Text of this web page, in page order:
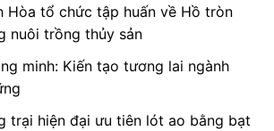
Hòa tổ chức tập huấn về Hồ tròn
nuôi trồng thủy sản
minh: Kiến tạo tương lai ngành
trại hiện đại ưu tiên lót ao bằng bạt